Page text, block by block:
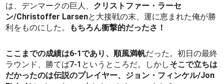
は、デンマークの巨人、 クリストファー・ラーセ
ン/Christoffer Larsenと大接戦の末、運に恵まれた俺が勝
利をものにした。
もちろん衝撃的だったさ！
ここまでの成績は6-1であり、順風満帆だった。初日の最終
ラウンド、勝てば7-1というところだ。しかしそこで立ちは
だかったのは伝説のプレイヤー、ジョン・フィンケル/Jon